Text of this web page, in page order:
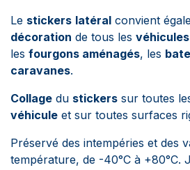
Le stickers latéral convient
décoration de tous les
les fourgons aménagés, les
caravanes.
Collage du stickers sur toutes
véhicule et sur toutes surfaces
Préservé des intempéries et des
température, de -40°C à +80°C.